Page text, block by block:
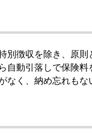
別徴収を除き、原則
動引落しで保険料
く、納め忘れもな